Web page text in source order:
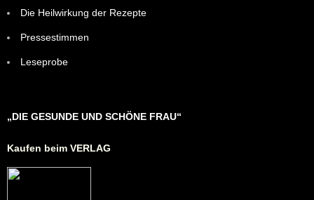
Die Heilwirkung der Rezepte
Pressestimmen
Leseprobe
„DIE GESUNDE UND SCHÖNE FRAU“
Kaufen beim VERLAG